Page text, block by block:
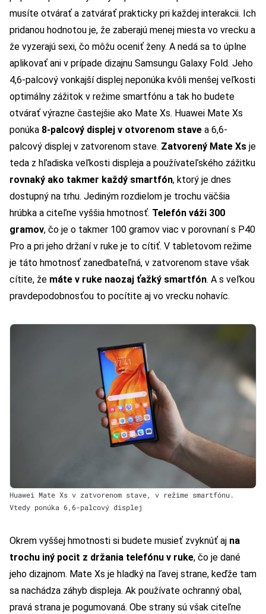
musíte otvárať a zatvárať prakticky pri každej interakcii. Ich
pridanou hodnotou je, že zaberajú menej miesta vo vrecku a
že vyzerajú sexi, čo môžu oceniť ženy. A nedá sa to úplne
aplikovať ani v prípade dizajnu Samsungu Galaxy Fold. Jeho
4,6-palcový vonkajší displej neponúka kvôli menšej veľkosti
optimálny zážitok v režime smartfónu a tak ho budete
otvárať výrazne častejšie ako Mate Xs. Huawei Mate Xs
ponúka 8-palcový displej v otvorenom stave a 6,6-
palcový displej v zatvorenom stave. Zatvorený Mate Xs je
teda z hľadiska veľkosti displeja a používateľského zážitku
rovnaký ako takmer každý smartfón, ktorý je dnes
dostupný na trhu. Jediným rozdielom je trochu väčšia
hrúbka a citeľne vyššia hmotnosť. Telefón váži 300
gramov, čo je o takmer 100 gramov viac v porovnaní s P40
Pro a pri jeho držaní v ruke je to cítiť. V tabletovom režime
je táto hmotnosť zanedbateľná, v zatvorenom stave však
cítite, že máte v ruke naozaj ťažký smartfón. A s veľkou
pravdepodobnosťou to pocítite aj vo vrecku nohavíc.
Huawei Mate Xs v zatvorenom stave, v režime smartfónu.
Vtedy ponúka 6,6-palcový displej
Okrem vyššej hmotnosti si budete musieť zvyknúť aj na
trochu iný pocit z držania telefónu v ruke, čo je dané
jeho dizajnom. Mate Xs je hladký na ľavej strane, keďže tam
sa nachádza záhyb displeja. Ak používate ochranný obal,
pravá strana je pogumovaná. Obe strany sú však citeľne